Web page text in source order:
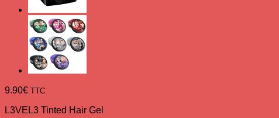
9.90€ TTC
L3VEL3 Tinted Hair Gel